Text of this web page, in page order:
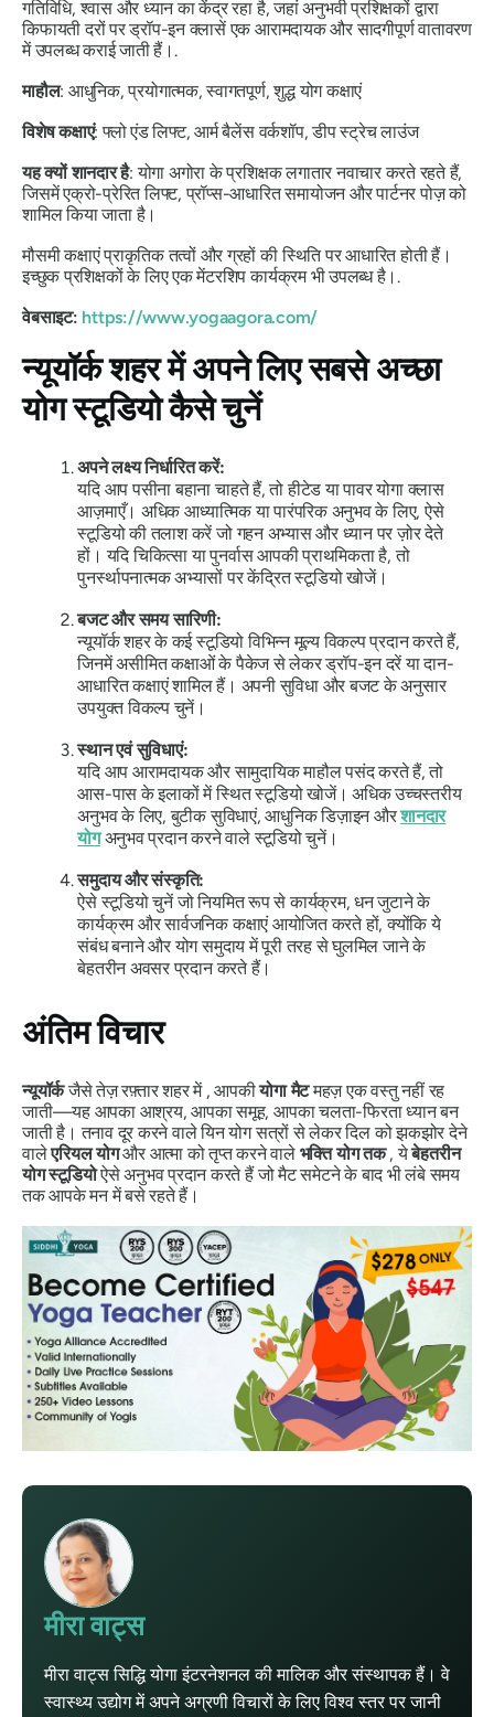
गतिविधि, श्वास और ध्यान का केंद्र रहा है, जहां अनुभवी प्रशिक्षकों द्वारा
किफायती दरों पर ड्रॉप-इन क्लासें एक आरामदायक और सादगीपूर्ण वातावरण
में उपलब्ध कराई जाती हैं।.
माहौल: आधुनिक, प्रयोगात्मक, स्वागतपूर्ण, शुद्ध योग कक्षाएं
विशेष कक्षाएं: फ्लो एंड लिफ्ट, आर्म बैलेंस वर्कशॉप, डीप स्ट्रेच लाउंज
यह क्यों शानदार है: योगा अगोरा के प्रशिक्षक लगातार नवाचार करते रहते हैं,
जिसमें एक्रो-प्रेरित लिफ्ट, प्रॉप्स-आधारित समायोजन और पार्टनर पोज़ को
शामिल किया जाता है।
मौसमी कक्षाएं प्राकृतिक तत्वों और ग्रहों की स्थिति पर आधारित होती हैं।
इच्छुक प्रशिक्षकों के लिए एक मेंटरशिप कार्यक्रम भी उपलब्ध है।.
वेबसाइट: https://www.yogaagora.com/
न्यूयॉर्क शहर में अपने लिए सबसे अच्छा
योग स्टूडियो कैसे चुनें
अपने लक्ष्य निर्धारित करें:
यदि आप पसीना बहाना चाहते हैं, तो हीटेड या पावर योगा क्लास
आज़माएँ। अधिक आध्यात्मिक या पारंपरिक अनुभव के लिए, ऐसे
स्टूडियो की तलाश करें जो गहन अभ्यास और ध्यान पर ज़ोर देते
हों। यदि चिकित्सा या पुनर्वास आपकी प्राथमिकता है, तो
पुनर्स्थापनात्मक अभ्यासों पर केंद्रित स्टूडियो खोजें।
बजट और समय सारिणी:
न्यूयॉर्क शहर के कई स्टूडियो विभिन्न मूल्य विकल्प प्रदान करते हैं,
जिनमें असीमित कक्षाओं के पैकेज से लेकर ड्रॉप-इन दरें या दान-
आधारित कक्षाएं शामिल हैं। अपनी सुविधा और बजट के अनुसार
उपयुक्त विकल्प चुनें।
स्थान एवं सुविधाएं:
यदि आप आरामदायक और सामुदायिक माहौल पसंद करते हैं, तो
आस-पास के इलाकों में स्थित स्टूडियो खोजें। अधिक उच्चस्तरीय
अनुभव के लिए, बुटीक सुविधाएं, आधुनिक डिज़ाइन औरशानदार
योगअनुभव प्रदान करने वाले स्टूडियो चुनें।
समुदाय और संस्कृति:
ऐसे स्टूडियो चुनें जो नियमित रूप से कार्यक्रम, धन जुटाने के
कार्यक्रम और सार्वजनिक कक्षाएं आयोजित करते हों, क्योंकि ये
संबंध बनाने और योग समुदाय में पूरी तरह से घुलमिल जाने के
बेहतरीन अवसर प्रदान करते हैं।
अंतिम विचार
न्यूयॉर्कजैसे तेज़ रफ़्तार शहर में , आपकीयोगा मैटमहज़ एक वस्तु नहीं रह
जाती—यह आपका आश्रय, आपका समूह, आपका चलता-फिरता ध्यान बन
जाती है। तनाव दूर करने वाले यिन योग सत्रों से लेकर दिल को झकझोर देने
वालेएरियल योगऔर आत्मा को तृप्त करने वाले भक्ति योग तक, येबेहतरीन
योग स्टूडियोऐसे अनुभव प्रदान करते हैं जो मैट समेटने के बाद भी लंबे समय
तक आपके मन में बसे रहते हैं।
मीरा वाट्स
मीरा वाट्स सिद्धि योगा इंटरनेशनल की मालिक और संस्थापक हैं। वे
स्वास्थ्य उद्योग में अपने अग्रणी विचारों के लिए विश्व स्तर पर जानी